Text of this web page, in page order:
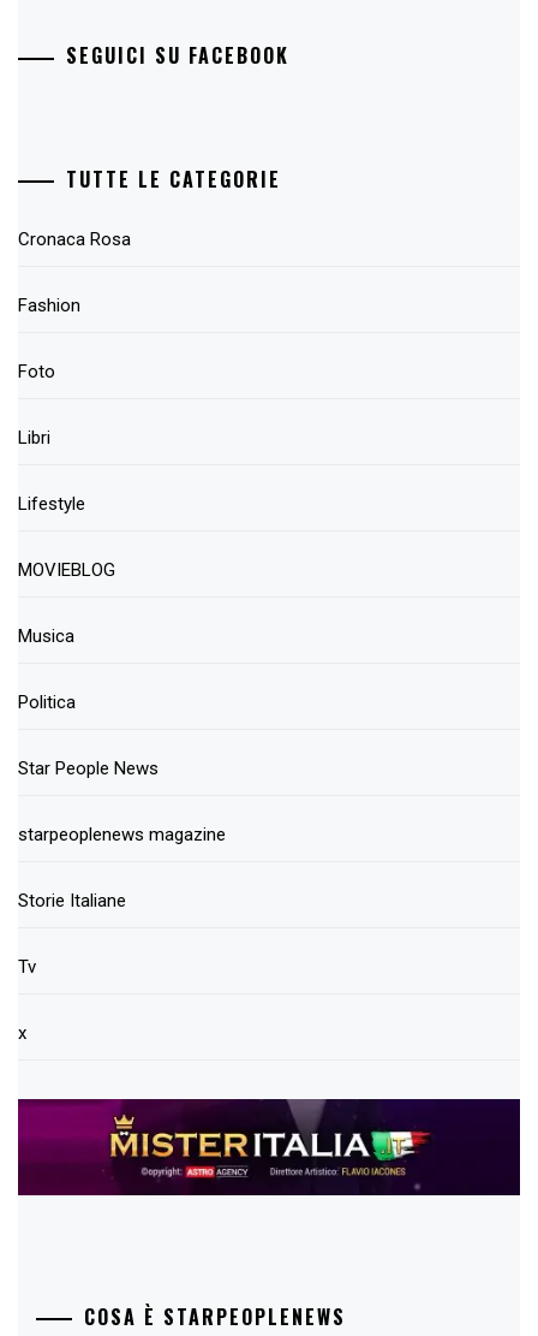
SEGUICI SU FACEBOOK
TUTTE LE CATEGORIE
Cronaca Rosa
Fashion
Foto
Libri
Lifestyle
MOVIEBLOG
Musica
Politica
Star People News
starpeoplenews magazine
Storie Italiane
Tv
x
COSA È STARPEOPLENEWS